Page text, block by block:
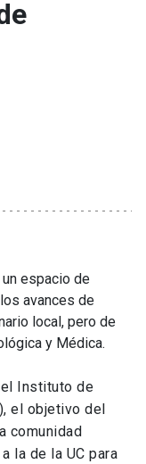
espacio de
avances de
local, pero de
y Médica.
Instituto de
el objetivo del
comunidad
la de la UC para